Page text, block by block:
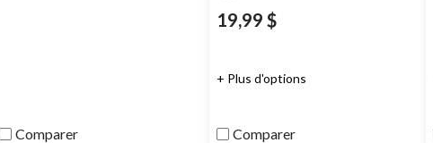
Comparer
19,99 $
+ Plus d'options
Comparer